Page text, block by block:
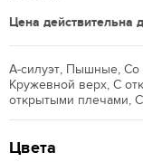
Цена действительна
А-силуэт, Пышные,
Кружевной верх, С
открытыми плечами,
Цвета